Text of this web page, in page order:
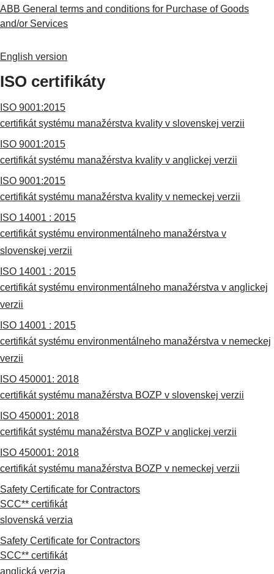
ABB General terms and conditions for Purchase of Goods
and/or Services
English version
ISO certifikáty
ISO 9001:2015
certifikát systému manažérstva kvality v slovenskej verzii
ISO 9001:2015
certifikát systému manažérstva kvality v anglickej verzii
ISO 9001:2015
certifikát systému manažérstva kvality v nemeckej verzii
ISO 14001 : 2015
certifikát systému environmentálneho manažérstva v
slovenskej verzii
ISO 14001 : 2015
certifikát systému environmentálneho manažérstva v anglickej
verzii
ISO 14001 : 2015
certifikát systému environmentálneho manažérstva v nemeckej
verzii
ISO 450001: 2018
certifikát systému manažérstva BOZP v slovenskej verzii
ISO 450001: 2018
certifikát systému manažérstva BOZP v anglickej verzii
ISO 450001: 2018
certifikát systému manažérstva BOZP v nemeckej verzii
Safety Certificate for Contractors
SCC** certifikát
slovenská verzia
Safety Certificate for Contractors
SCC** certifikát
anglická verzia